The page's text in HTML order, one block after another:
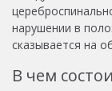
нарушении в
сказывается на
В чем